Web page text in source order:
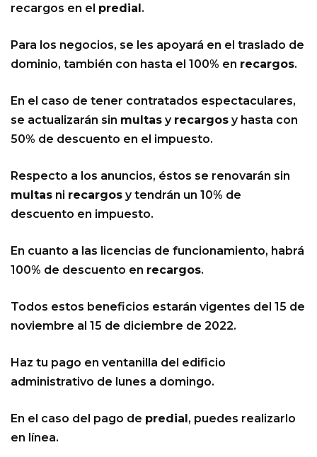
recargos en el predial.
Para los negocios, se les apoyará en el traslado de
dominio, también con hasta el 100% en recargos.
En el caso de tener contratados espectaculares,
se actualizarán sin multas y recargos y hasta con
50% de descuento en el impuesto.
Respecto a los anuncios, éstos se renovarán sin
multas ni recargos y tendrán un 10% de
descuento en impuesto.
En cuanto a las licencias de funcionamiento, habrá
100% de descuento en recargos.
Todos estos beneficios estarán vigentes del 15 de
noviembre al 15 de diciembre de 2022.
Haz tu pago en ventanilla del edificio
administrativo de lunes a domingo.
En el caso del pago de predial, puedes realizarlo
en línea.